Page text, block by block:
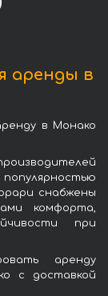
аренды в
в Монако
снабжены
комфорта,
при
аренду
с доставкой